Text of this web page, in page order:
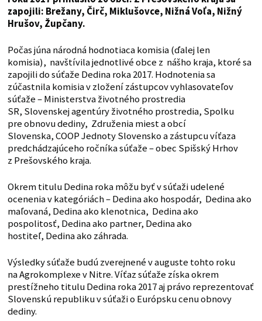
zapojili: Brežany, Čirč, Miklušovce, Nižná Voľa, Nižný
Hrušov, Župčany.
Počas júna národná hodnotiaca komisia (ďalej len
komisia), navštívila jednotlivé obce z nášho kraja, ktoré sa
zapojili do súťaže Dedina roka 2017. Hodnotenia sa
zúčastnila komisia v zložení zástupcov vyhlasovateľov
súťaže – Ministerstva životného prostredia
SR, Slovenskej agentúry životného prostredia, Spolku
pre obnovu dediny, Združenia miest a obcí
Slovenska, COOP Jednoty Slovensko a zástupcu víťaza
predchádzajúceho ročníka súťaže – obec Spišský Hrhov
z Prešovského kraja.
Okrem titulu Dedina roka môžu byť v súťaži udelené
ocenenia v kategóriách – Dedina ako hospodár, Dedina ako
maľovaná, Dedina ako klenotnica, Dedina ako
pospolitosť, Dedina ako partner, Dedina ako
hostiteľ, Dedina ako záhrada.
Výsledky súťaže budú zverejnené v auguste tohto roku
na Agrokomplexe v Nitre. Víťaz súťaže získa okrem
prestížneho titulu Dedina roka 2017 aj právo reprezentovať
Slovenskú republiku v súťaži o Európsku cenu obnovy
dediny.